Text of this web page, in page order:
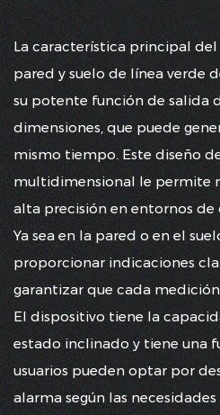
La característica principal
pared y suelo de línea verde
su potente función de salida
dimensiones, que puede
mismo tiempo. Este diseño
multidimensional le permite
alta precisión en entornos
Ya sea en la pared o en el
proporcionar indicaciones
garantizar que cada
El dispositivo tiene la
estado inclinado y tiene una
usuarios pueden optar por
alarma según las